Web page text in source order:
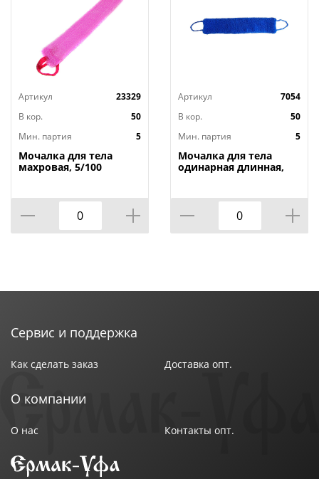
Артикул
23329
В кор.
50
Мин. партия
5
Мочалка для тела
махровая, 5/100
Артикул
7054
В кор.
50
Мин. партия
5
Мочалка для тела
одинарная длинная,
Сервис и поддержка
Как сделать заказ Доставка опт.
О компании
О нас Контакты опт.